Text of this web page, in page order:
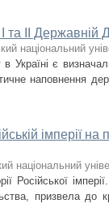
ІІ Державній
національний
Україні є
наповнення
імперії на
національний
Російської
призвела до